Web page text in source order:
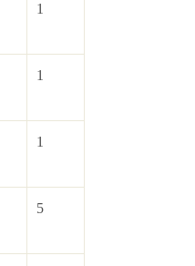
1
1
1
5